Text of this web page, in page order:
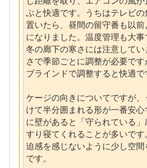
ぶと快適です。うちはテレビ
置いたら、昼間の留守番も以
になりました。温度管理も大
冬の廊下の寒さには注意して
さで季節ごとに調整が必要で
ブラインドで調整すると快適で
ケージの向きについてですが
けて半分囲まれる形が一番安
に壁があると「守られている
すり寝てくれることが多いで
迫感を感じないように少し空
です。